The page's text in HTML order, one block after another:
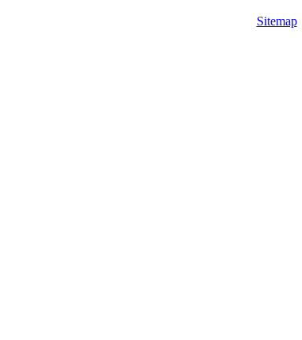
Sitemap